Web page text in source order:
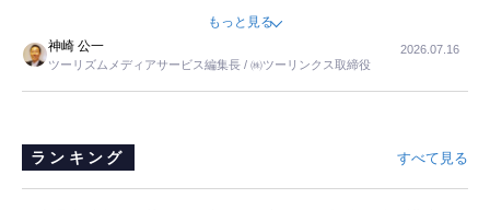
ました。母の住まいから近いという理由で、その施設を選択したので
すが、私と妹にとっては、半日仕事ででした。シニアの住まい選び
は、当人だけではなく、世話をする家族の足の便も考えない外池ない
と思いました。
もっと見る
神崎 公一
ツーリズムメディアサービス編集長 / ㈱ツーリンクス取締役
2026.07.16
ランキング すべて見る